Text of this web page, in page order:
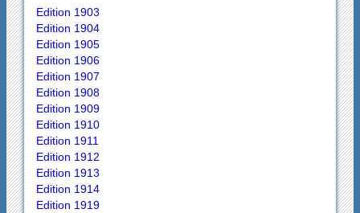
Edition 1903
Edition 1904
Edition 1905
Edition 1906
Edition 1907
Edition 1908
Edition 1909
Edition 1910
Edition 1911
Edition 1912
Edition 1913
Edition 1914
Edition 1919